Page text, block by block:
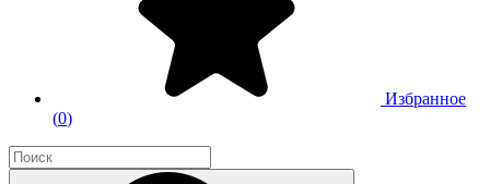
Избранное
(0)